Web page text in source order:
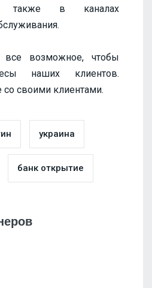
в каналах
возможное, чтобы
наших клиентов.
со своими клиентами.
украина
банк открытие